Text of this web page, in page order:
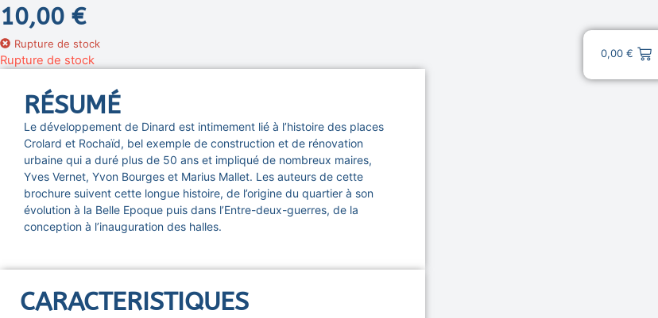
0,00 €
10,00 €
Rupture de stock
Rupture de stock
RÉSUMÉ
Le développement de Dinard est intimement lié à l’histoire des places
Crolard et Rochaïd, bel exemple de construction et de rénovation
urbaine qui a duré plus de 50 ans et impliqué de nombreux maires,
Yves Vernet, Yvon Bourges et Marius Mallet. Les auteurs de cette
brochure suivent cette longue histoire, de l’origine du quartier à son
évolution à la Belle Epoque puis dans l’Entre-deux-guerres, de la
conception à l’inauguration des halles.
CARACTERISTIQUES